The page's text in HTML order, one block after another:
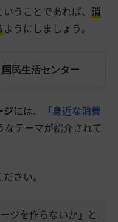
いうことであれば、 消
ようにしましょう。
民生活センター
ジには、
「身近な消費
なテーマが紹介されて
さい。
ジを作らないか」と